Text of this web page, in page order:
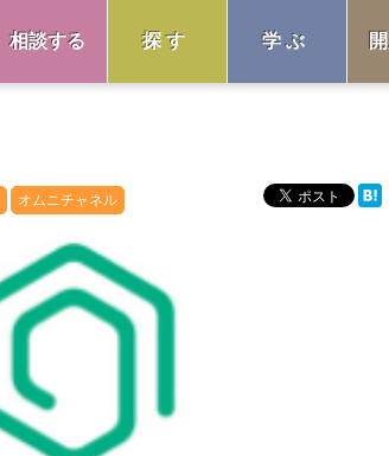
相談する 探す 学ぶ
オムニチャネル